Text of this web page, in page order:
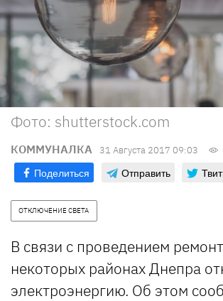
Фото: shutterstock.com
КОММУНАЛКА 31 Августа 2017 09:03
Поделиться Отправить
ОТКЛЮЧЕНИЕ СВЕТА
В связи с проведением
некоторых районах Днепра
электроэнергию. Об этом